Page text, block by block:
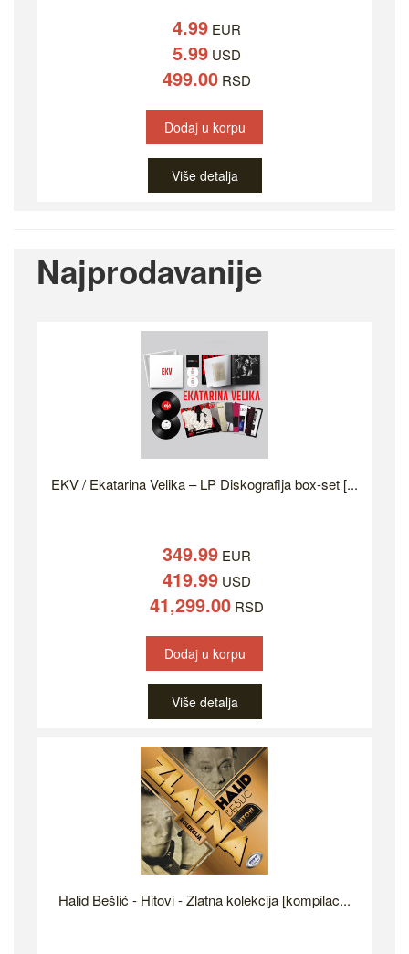
4.99 EUR
5.99 USD
499.00 RSD
Dodaj u korpu
Više detalja
Najprodavanije
EKV / Ekatarina Velika – LP Diskografija box-set [...
349.99 EUR
419.99 USD
41,299.00 RSD
Dodaj u korpu
Više detalja
Halid Bešlić - Hitovi - Zlatna kolekcija [kompilac...